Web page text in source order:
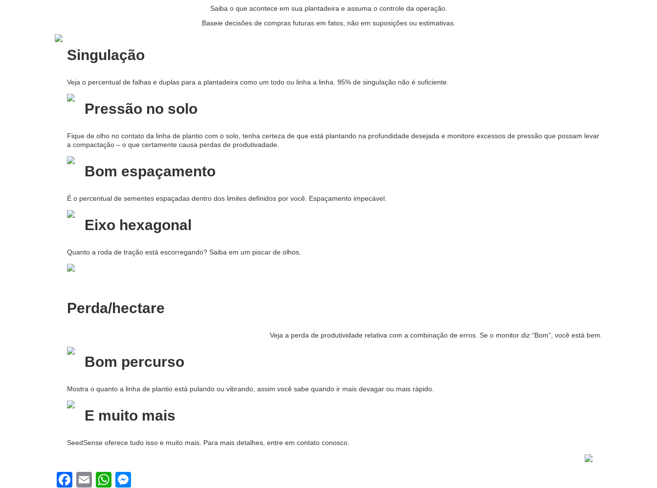
Saiba o que acontece em sua plantadeira e assuma o controle da operação.
Baseie decisões de compras futuras em fatos, não em suposições ou estimativas.
Singulação
Veja o percentual de falhas e duplas para a plantadeira como um todo ou linha a linha. 95% de singulação não é suficiente.
Pressão no solo
Fique de olho no contato da linha de plantio com o solo, tenha certeza de que está plantando na profundidade desejada e monitore excessos de pressão que possam levar
a compactação – o que certamente causa perdas de produtivadade.
Bom espaçamento
É o percentual de sementes espaçadas dentro dos limites definidos por você. Espaçamento impecável.
Eixo hexagonal
Quanto a roda de tração está escorregando? Saiba em um piscar de olhos.
Perda/hectare
Veja a perda de produtividade relativa com a combinação de erros. Se o monitor diz “Bom”, você está bem.
Bom percurso
Mostra o quanto a linha de plantio está pulando ou vibrando, assim você sabe quando ir mais devagar ou mais rápido.
E muito mais
SeedSense oferece tudo isso e muito mais. Para mais detalhes, entre em contato conosco.
Facebook
EmailWhatsApp